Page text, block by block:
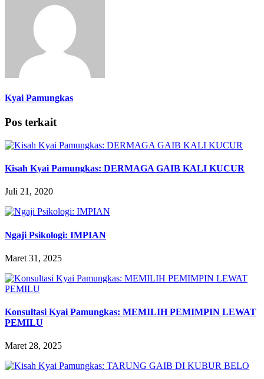
Kyai Pamungkas
Pos terkait
Kisah Kyai Pamungkas: DERMAGA GAIB KALI KUCUR
Juli 21, 2020
Ngaji Psikologi: IMPIAN
Maret 31, 2025
Konsultasi Kyai Pamungkas: MEMILIH PEMIMPIN LEWAT
PEMILU
Maret 28, 2025